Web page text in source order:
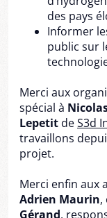
des pays
Informer
public sur
Merci aux
spécial à
Lepetit deS3d
travaillons
projet.
Merci enfin aux
Adrien Maurin,
Gérand,